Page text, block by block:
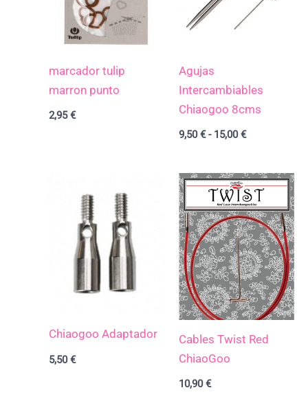
marcador tulip
marron punto
2,95€
Agujas
Intercambiables
Chiaogoo 8cms
9,50€ - 15,00€
Chiaogoo Adaptador
5,50€
Cables Twist Red
ChiaoGoo
10,90€